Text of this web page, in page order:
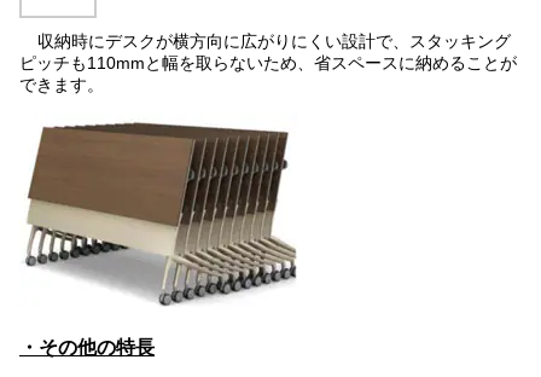
収納時にデスクが横方向に広がりにくい設計で、スタッキング
ピッチも110mmと幅を取らないため、省スペースに納めることが
できます。
・その他の特長